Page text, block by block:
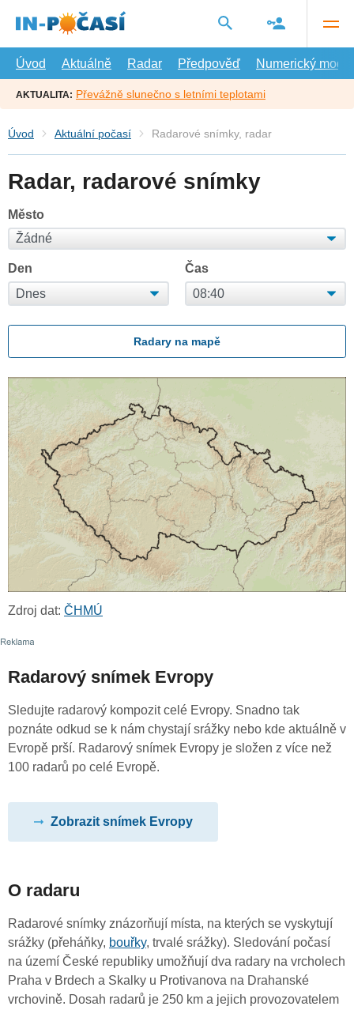
hlavní
Úvod
Aktuálně Radar Předpověď Numerický model
AKTUALITA: Převážně slunečno s letními teplotami
Úvod Aktuální počasí Radarové snímky, radar
Radar, radarové snímky
Město
Den Čas
Radary na mapě
Zdroj dat: ČHMÚ
Radarový snímek Evropy
Sledujte radarový kompozit celé Evropy. Snadno tak
poznáte odkud se k nám chystají srážky nebo kde aktuálně v
Evropě prší. Radarový snímek Evropy je složen z více než
100 radarů po celé Evropě.
Zobrazit snímek Evropy
O radaru
Radarové snímky znázorňují místa, na kterých se vyskytují
srážky (přeháňky, bouřky, trvalé srážky). Sledování počasí
na území České republiky umožňují dva radary na vrcholech
Praha v Brdech a Skalky u Protivanova na Drahanské
vrchovině. Dosah radarů je 250 km a jejich provozovatelem